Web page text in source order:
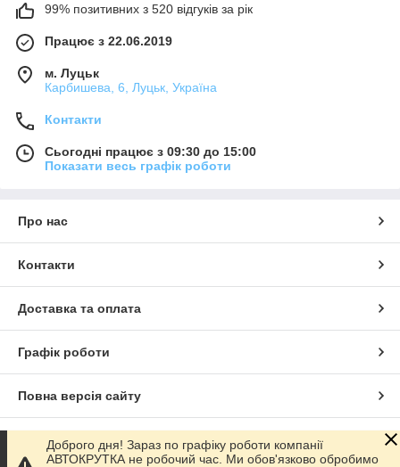
99% позитивних з 520 відгуків за рік
Працює з 22.06.2019
м. Луцьк
Карбишева, 6, Луцьк, Україна
Контакти
Сьогодні працює з 09:30 до 15:00
Показати весь графік роботи
Про нас
Контакти
Доставка та оплата
Графік роботи
Повна версія сайту
Сайт створено на маркетплейсі Prom.ua
Доброго дня! Зараз по графіку роботи компанії
АВТОКРУТКА не робочий час. Ми обов'язково обробимо